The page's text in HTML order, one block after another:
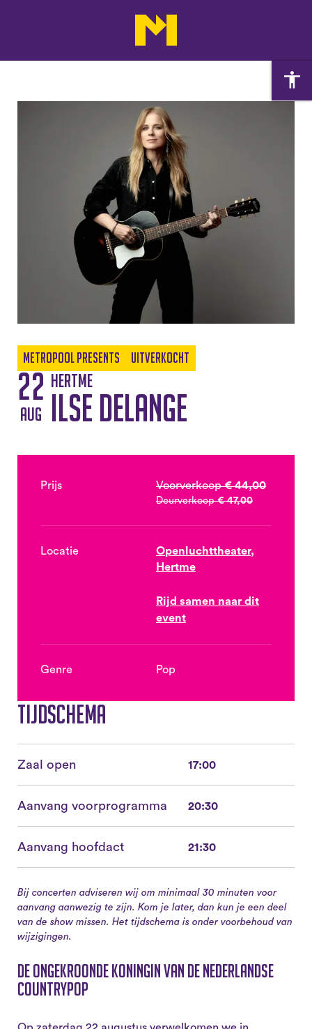
Metropool Presents Uitverkocht
22
aug
Hertme
Ilse DeLange
Prijs Voorverkoop€ 44,00
Deurverkoop€ 47,00
Locatie
Openluchttheater,
Hertme
Rijd samen naar dit
event
Genre Pop
Tijdschema
Zaal open 17:00
Aanvang voorprogramma 20:30
Aanvang hoofdact 21:30
Bij concerten adviseren wij om minimaal 30 minuten voor
aanvang aanwezig te zijn. Kom je later, dan kun je een deel
van de show missen. Het tijdschema is onder voorbehoud van
wijzigingen.
De ongekroonde koningin van de Nederlandse
countrypop